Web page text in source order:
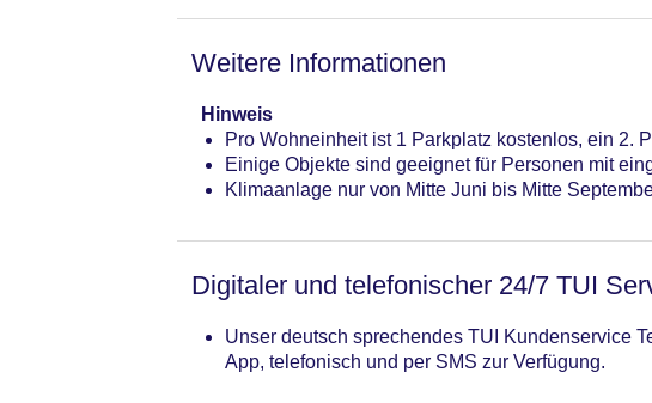
Weitere Informationen
Hinweis
Pro Wohneinheit ist 1 Parkplatz kostenlos, ein 2.
Einige Objekte sind geeignet für Personen mit
Klimaanlage nur von Mitte Juni bis Mitte
Digitaler und telefonischer 24/7 TUI
Unser deutsch sprechendes TUI Kundenservice
App, telefonisch und per SMS zur Verfügung.